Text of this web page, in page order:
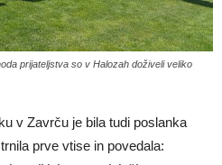
prijateljstva so v Halozah doživeli veliko
v Zavrču je bila tudi poslanka
prve vtise in povedala: